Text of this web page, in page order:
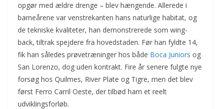
opgør med ældre drenge – blev hængende. Allerede i
barneårene var venstrekanten hans naturlige habitat, og
de tekniske kvaliteter, han demonstrerede som wing-
back, tiltrak spejdere fra hovedstaden. Før han fyldte 14,
fik han således prøvetræninger hos både Boca Juniors og
San Lorenzo, dog uden kontrakt. Fire år senere fulgte nye
forsøg hos Quilmes, River Plate og Tigre, men det blev
først Ferro Carril Oeste, der tilbød ham et reelt
udviklingsforløb.